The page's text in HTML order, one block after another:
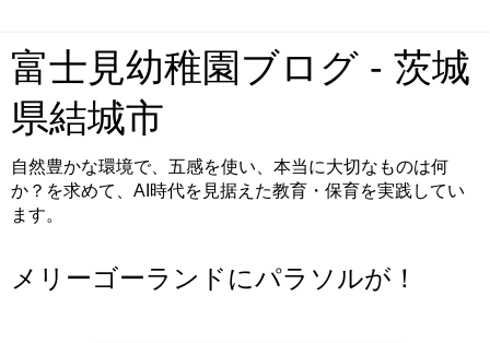
富士見幼稚園ブログ - 茨城
県結城市
自然豊かな環境で、五感を使い、本当に大切なものは何
か？を求めて、AI時代を見据えた教育・保育を実践してい
ます。
メリーゴーランドにパラソルが！